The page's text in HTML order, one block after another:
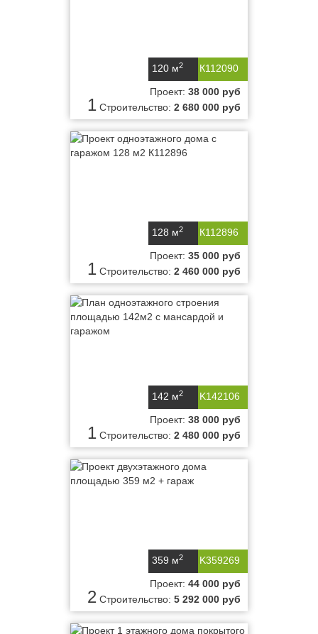
К112090
120 м2
1
Проект: 38 000 руб
Строительство: 2 680 000 руб
К112896
128 м2
1
Проект: 35 000 руб
Строительство: 2 460 000 руб
K142106
142 м2
1
Проект: 38 000 руб
Строительство: 2 480 000 руб
K359269
359 м2
2
Проект: 44 000 руб
Строительство: 5 292 000 руб